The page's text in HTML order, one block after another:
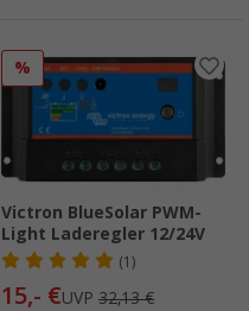
%
Victron BlueSolar PWM-
Light Laderegler 12/24V
(1)
15,- €UVP 32,13 €